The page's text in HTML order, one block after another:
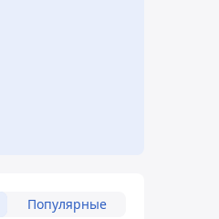
Популярные